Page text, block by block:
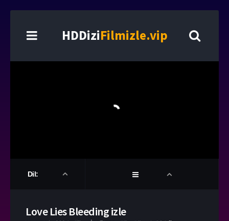
HDDiziFilmizle.vip
Dil:
Love Lies Bleeding izle